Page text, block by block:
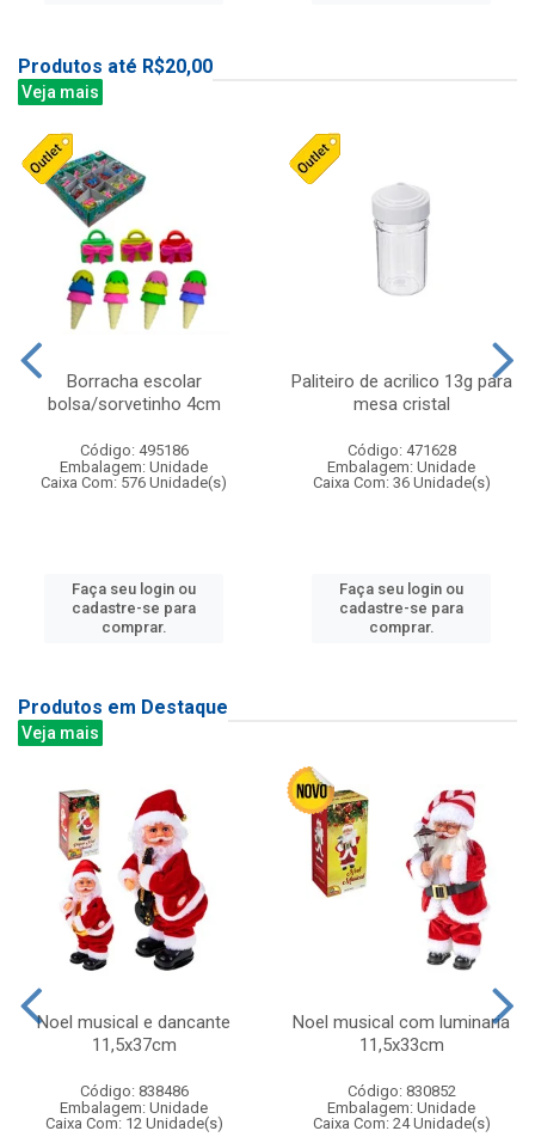
Produtos até R$20,00
Veja mais
Borracha escolar
bolsa/sorvetinho 4cm
Código: 495186
Embalagem: Unidade
Caixa Com: 576 Unidade(s)
Faça seu login ou
cadastre-se para
comprar.
Paliteiro de acrilico 13g para
mesa cristal
Código: 471628
Embalagem: Unidade
Caixa Com: 36 Unidade(s)
Faça seu login ou
cadastre-se para
comprar.
Produtos em Destaque
Veja mais
Noel musical e dancante
11,5x37cm
Código: 838486
Embalagem: Unidade
Caixa Com: 12 Unidade(s)
Noel musical com luminaria
11,5x33cm
Código: 830852
Embalagem: Unidade
Caixa Com: 24 Unidade(s)